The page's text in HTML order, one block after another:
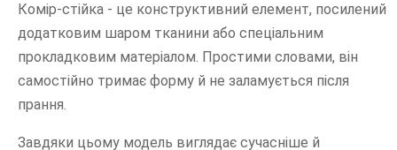
Комір-стійка - це конструктивний елемент, посилений
додатковим шаром тканини або спеціальним
прокладковим матеріалом. Простими словами, він
самостійно тримає форму й не заламується після
прання.
Завдяки цьому модель виглядає сучасніше й